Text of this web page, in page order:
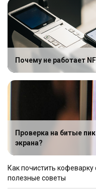
Почему не работает
Проверка на битые
экрана?
Как почистить
полезные советы